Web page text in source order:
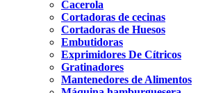
Cacerola
Cortadoras de cecinas
Cortadoras de Huesos
Embutidoras
Exprimidores De Cítricos
Gratinadores
Mantenedores de Alimentos